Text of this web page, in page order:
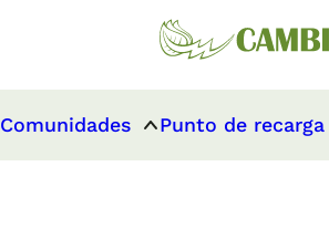
Comunidades Punto de recarga